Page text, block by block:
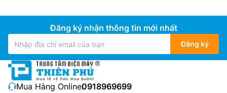
Đăng ký nhận thông tin mới nhất
Đăng ký
Mua Hàng Online:0918969699